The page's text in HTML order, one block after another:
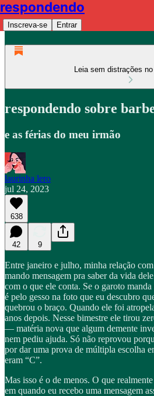
respondendo
Inscreva-se Entrar
Leia sem distrações
respondendo sobre
e as férias do meu irmão
laurinha lero
jul 24, 2023
638
42 9
Entre janeiro e julho, minha relação
mando mensagem pra saber da vida
com o que ele conta. Se o garoto
é pelo gesso na foto que eu descubro
quebrou o braço. Quando ele foi
anos depois. Nesse bimestre ele tirou
— matéria nova que algum demente
nem pediu ajuda. Só não reprovou
por dar uma prova de múltipla escolha
eram “C”.
Mas isso é o de menos. O que
em quando eu recebo uma mensagem